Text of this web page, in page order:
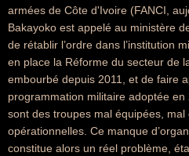
armées de Côte d'Ivoire (FANCI,
Bakayoko est appelé au ministère
de rétablir l’ordre dans l’institution
en place la Réforme du secteur de
embourbé depuis 2011, et de faire
programmation militaire adoptée
sont des troupes mal équipées,
opérationnelles. Ce manque
constitue alors un réel problème,